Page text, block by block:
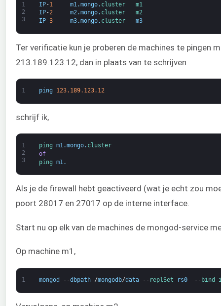
1
2
3
IP-1 m1 .mongo. cluster m1
IP-2 m2.mongo. cluster m2
IP-3 m3.mongo. cluster m3
Ter verificatie kun je proberen de machines te pingen
213.189.123.12, dan in plaats van te schrijven
1 ping 123.189.123.12
schrijf ik,
1
2
3
ping m1.mongo. cluster
of
ping m1.
Als je de firewall hebt geactiveerd (wat je echt zou
poort 28017 en 27017 op de interne interface.
Start nu op elk van de machines de mongod-service
Op machine m1,
1 mongod --dbpath /mongodb/data -- replSet rs0 --